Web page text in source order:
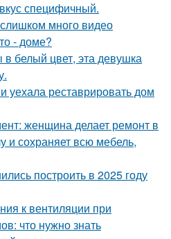
специфичный.
много видео
- доме?
в белый цвет, эта девушка
уехала реставрировать дом
женщина делает ремонт в
и сохраняет всю мебель,
построить в 2025 году
к вентиляции при
что нужно знать